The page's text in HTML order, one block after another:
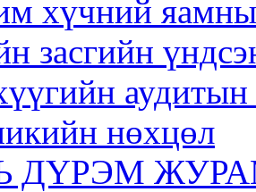
хүчний
засгийн
аудитын
нөхцөл
ДҮРЭМ